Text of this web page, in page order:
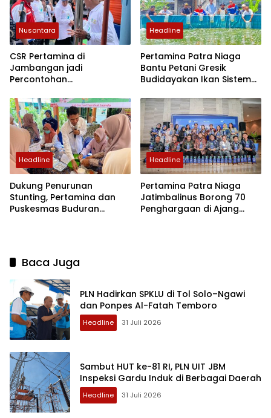
Nusantara
CSR Pertamina di
Jambangan jadi
Percontohan
hingga Mancanegara
Headline
Pertamina Patra Niaga
Bantu Petani Gresik
Budidayakan Ikan Sistem
Headline
Dukung Penurunan
Stunting, Pertamina dan
Puskesmas Buduran
Headline
Pertamina Patra Niaga
Jatimbalinus Borong 70
Penghargaan di Ajang
Baca Juga
PLN Hadirkan SPKLU di Tol Solo–Ngawi
dan Ponpes Al-Fatah Temboro
Headline 31 Juli 2026
Sambut HUT ke-81 RI, PLN UIT JBM
Inspeksi Gardu Induk di Berbagai Daerah
Headline 31 Juli 2026